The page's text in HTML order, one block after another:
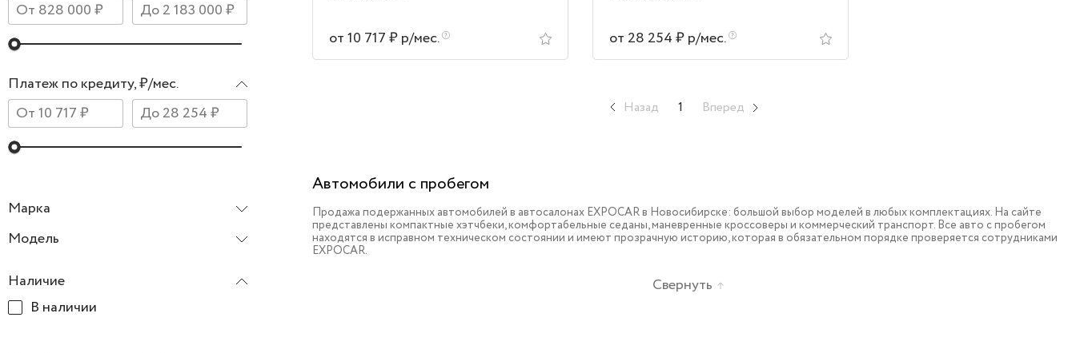
Марка
Модель
Платеж по кредиту, ₽/мес.
Наличие
В наличии
от 10 717 ₽ р/мес. от 28 254 ₽ р/мес.
Назад 1 Вперед
Автомобили с пробегом
Продажа подержанных автомобилей в автосалонах EXPOCAR в Новосибирске: большой выбор моделей в любых комплектациях. На сайте
представлены компактные хэтчбеки, комфортабельные седаны, маневренные кроссоверы и коммерческий транспорт. Все авто с пробегом
находятся в исправном техническом состоянии и имеют прозрачную историю, которая в обязательном порядке проверяется сотрудниками
EXPOCAR.
Свернуть